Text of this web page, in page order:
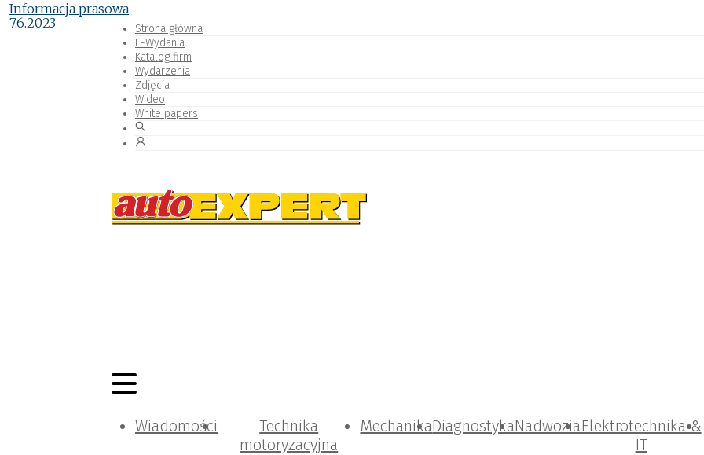
Strona główna
E-Wydania
Katalog firm
Wydarzenia
Zdjęcia
Wideo
White papers
Wiadomości
Technika
motoryzacyjna
MechanikaDiagnostykaNadwoziaElektrotechnika &
IT
Informacja prasowa
7.6.2023